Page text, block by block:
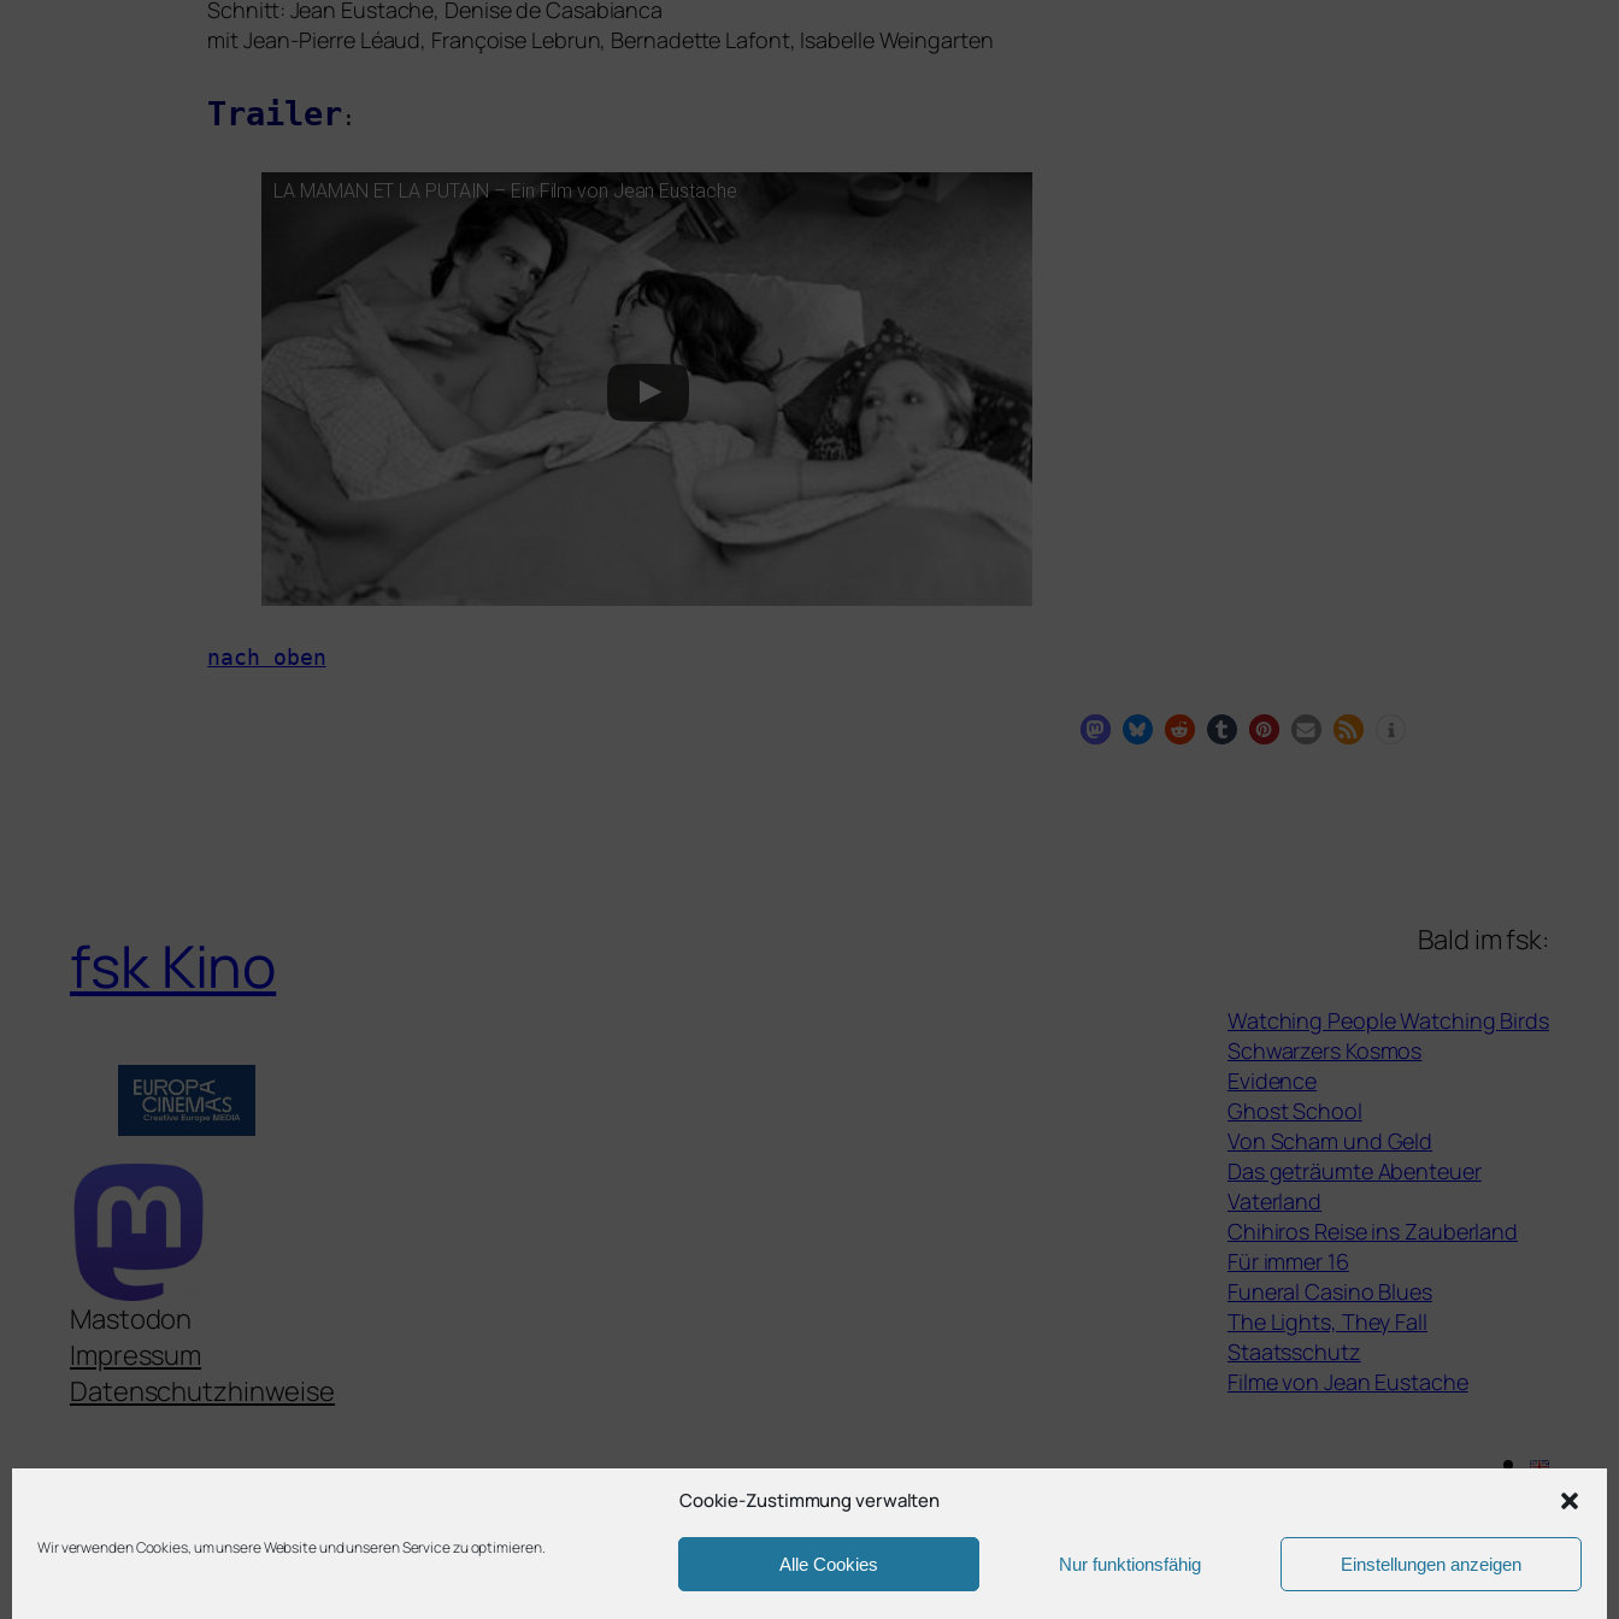
Cookie-Zustimmung verwalten
Wir verwenden Cookies, um unsere Website und unseren Service zu optimieren.
Alle Cookies Nur funktionsfähig Einstellungen anzeigen
Schnitt: Jean Eustache, Denise de Casabianca
mit Jean-Pierre Léaud, Françoise Lebrun, Bernadette Lafont, Isabelle Weingarten
Trailer :
LA MAMAN ET LA PUTAIN– Ein Film von Jean Eustache
nach oben
fsk Kino
Mastodon
Impressum
Datenschutzhinweise
Bald im fsk:
Watching People Watching Birds
Schwarzers Kosmos
Evidence
Ghost School
Von Scham und Geld
Das geträumte Abenteuer
Vaterland
Chihiros Reise ins Zauberland
Für immer 16
Funeral Casino Blues
The Lights, They Fall
Staatsschutz
Filme von Jean Eustache
Twenty Twenty-Five Gestaltet mitWordPress